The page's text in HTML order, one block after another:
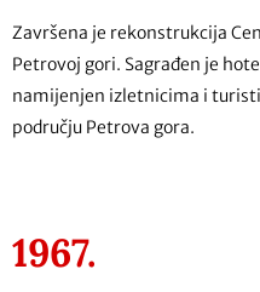
Završena je rekonstrukcija
Petrovoj gori. Sagrađen je
namijenjen izletnicima i
području Petrova gora.
1967.